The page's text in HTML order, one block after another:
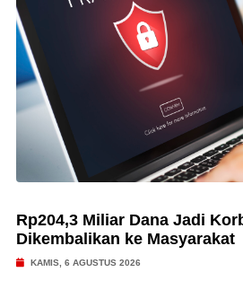
Rp204,3 Miliar Dana Jadi
Dikembalikan ke Masyarakat
KAMIS, 6 AGUSTUS 2026